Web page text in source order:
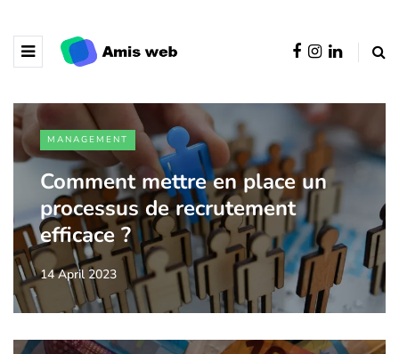
MANAGEMENT
Comment mettre en place un
processus de recrutement
efficace ?
14 April 2023